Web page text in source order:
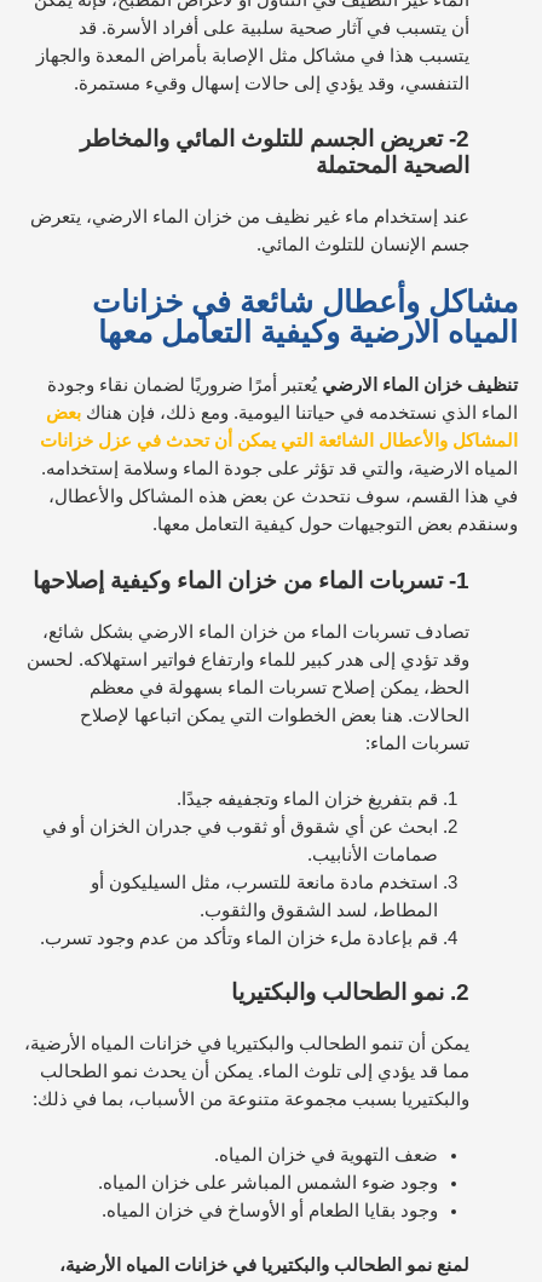
أن يتسبب في آثار صحية سلبية على أفراد الأسرة. قد
يتسبب هذا في مشاكل مثل الإصابة بأمراض المعدة والجهاز
التنفسي، وقد يؤدي إلى حالات إسهال وقيء مستمرة.
2- تعريض الجسم للتلوث المائي والمخاطر
الصحية المحتملة
عند إستخدام ماء غير نظيف من خزان الماء الارضي، يتعرض
جسم الإنسان للتلوث المائي.
مشاكل وأعطال شائعة في خزانات
المياه الارضية وكيفية التعامل معها
تنظيف خزان الماء الارضي يُعتبر أمرًا ضروريًا لضمان نقاء وجودة
الماء الذي نستخدمه في حياتنا اليومية. ومع ذلك، فإن هناك بعض
المشاكل والأعطال الشائعة التي يمكن أن تحدث في عزل خزانات
المياه الارضية، والتي قد تؤثر على جودة الماء وسلامة إستخدامه.
في هذا القسم، سوف نتحدث عن بعض هذه المشاكل والأعطال،
وسنقدم بعض التوجيهات حول كيفية التعامل معها.
1- تسربات الماء من خزان الماء وكيفية إصلاحها
تصادف تسربات الماء من خزان الماء الارضي بشكل شائع،
وقد تؤدي إلى هدر كبير للماء وارتفاع فواتير استهلاكه. لحسن
الحظ، يمكن إصلاح تسربات الماء بسهولة في معظم
الحالات. هنا بعض الخطوات التي يمكن اتباعها لإصلاح
تسربات الماء:
قم بتفريغ خزان الماء وتجفيفه جيدًا.
ابحث عن أي شقوق أو ثقوب في جدران الخزان أو في
صمامات الأنابيب.
استخدم مادة مانعة للتسرب، مثل السيليكون أو
المطاط، لسد الشقوق والثقوب.
قم بإعادة ملء خزان الماء وتأكد من عدم وجود تسرب.
2. نمو الطحالب والبكتيريا
يمكن أن تنمو الطحالب والبكتيريا في خزانات المياه الأرضية،
مما قد يؤدي إلى تلوث الماء. يمكن أن يحدث نمو الطحالب
والبكتيريا بسبب مجموعة متنوعة من الأسباب، بما في ذلك:
ضعف التهوية في خزان المياه.
وجود ضوء الشمس المباشر على خزان المياه.
وجود بقايا الطعام أو الأوساخ في خزان المياه.
لمنع نمو الطحالب والبكتيريا في خزانات المياه الأرضية،